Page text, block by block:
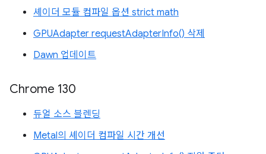
셰이더 모듈 컴파일 옵션 strict math
GPUAdapter requestAdapterInfo() 삭제
Dawn 업데이트
Chrome 130
듀얼 소스 블렌딩
Metal의 셰이더 컴파일 시간 개선